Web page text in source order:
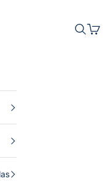
Deutschland
Suchen